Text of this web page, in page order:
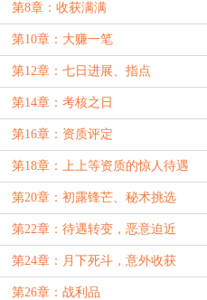
第8章：收获满满
第10章：大赚一笔
第12章：七日进展、指点
第14章：考核之日
第16章：资质评定
第18章：上上等资质的惊人待遇
（二合一章节）
第20章：初露锋芒、秘术挑选
第22章：待遇转变，恶意迫近
第24章：月下死斗，意外收获
第26章：战利品